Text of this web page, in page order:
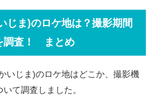
じま)のロケ地は？撮影期間
調査！ まとめ
いじま)のロケ地はどこか、撮影機
て調査しました。